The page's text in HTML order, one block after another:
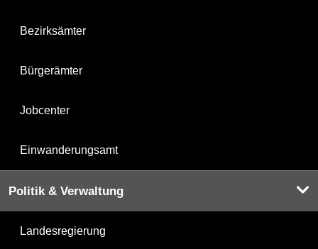
Bezirksämter
Bürgerämter
Jobcenter
Einwanderungsamt
Politik & Verwaltung
Landesregierung